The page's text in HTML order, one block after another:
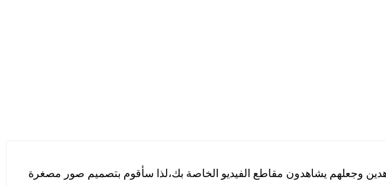
وجعلهم يشاهدون مقاطع الفيديو الخاصة بك،لذا سأقوم بتصميم صور مصغرة